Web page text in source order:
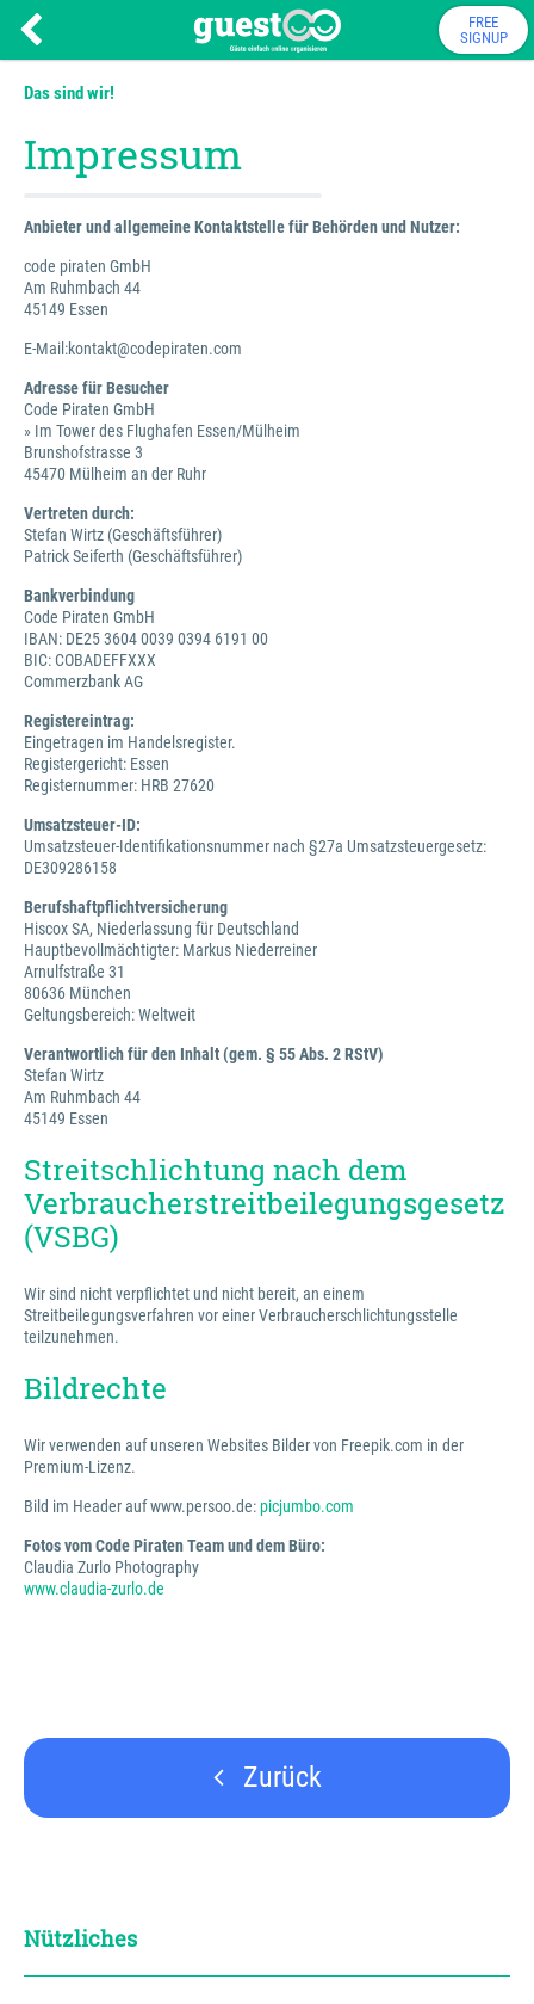
FREE
SIGNUP
Das sind wir!
Impressum
Anbieter und allgemeine Kontaktstelle für Behörden und Nutzer:
code piraten GmbH
Am Ruhmbach 44
45149 Essen
E-Mail:kontakt@codepiraten.com
Adresse für Besucher
Code Piraten GmbH
» Im Tower des Flughafen Essen/Mülheim
Brunshofstrasse 3
45470 Mülheim an der Ruhr
Vertreten durch:
Stefan Wirtz (Geschäftsführer)
Patrick Seiferth (Geschäftsführer)
Bankverbindung
Code Piraten GmbH
IBAN: DE25 3604 0039 0394 6191 00
BIC: COBADEFFXXX
Commerzbank AG
Registereintrag:
Eingetragen im Handelsregister.
Registergericht: Essen
Registernummer: HRB 27620
Umsatzsteuer-ID:
Umsatzsteuer-Identifikationsnummer nach §27a Umsatzsteuergesetz:
DE309286158
Berufshaftpflichtversicherung
Hiscox SA, Niederlassung für Deutschland
Hauptbevollmächtigter: Markus Niederreiner
Arnulfstraße 31
80636 München
Geltungsbereich: Weltweit
Verantwortlich für den Inhalt (gem. § 55 Abs. 2 RStV)
Stefan Wirtz
Am Ruhmbach 44
45149 Essen
Streitschlichtung nach dem
Verbraucherstreitbeilegungsgesetz
(VSBG)
Wir sind nicht verpflichtet und nicht bereit, an einem
Streitbeilegungsverfahren vor einer Verbraucherschlichtungsstelle
teilzunehmen.
Bildrechte
Wir verwenden auf unseren Websites Bilder von Freepik.com in der
Premium-Lizenz.
Bild im Header auf www.persoo.de:picjumbo.com
Fotos vom Code Piraten Team und dem Büro:
Claudia Zurlo Photography
www.claudia-zurlo.de
Zurück
Nützliches